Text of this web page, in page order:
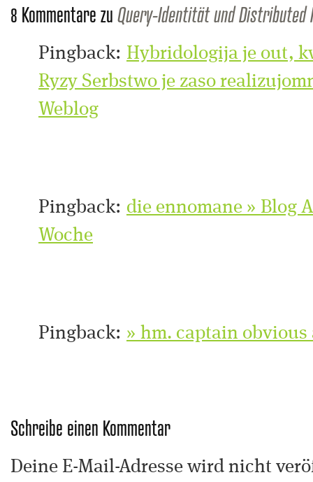
8 Kommentare zuQuery-Identität und Distributed
Pingback: Hybridologija je out,
Ryzy Serbstwo je zaso
Weblog
Pingback: die ennomane » Blog
Woche
Pingback: » hm. captain obvious
Schreibe einen Kommentar
Deine E-Mail-Adresse wird nicht